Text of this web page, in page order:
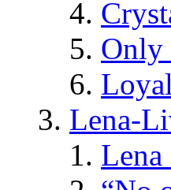
Only
Lena-